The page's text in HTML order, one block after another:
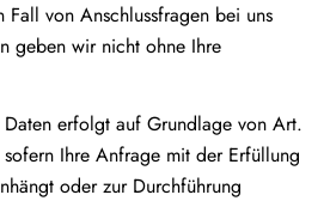
von Anschlussfragen bei uns
geben wir nicht ohne Ihre
erfolgt auf Grundlage von Art.
Ihre Anfrage mit der Erfüllung
oder zur Durchführung